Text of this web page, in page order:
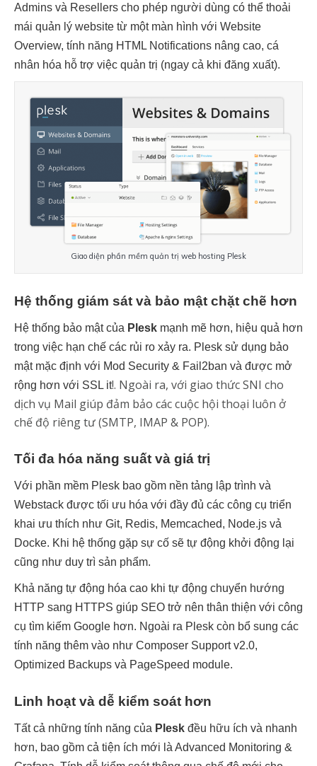
Admins và Resellers cho phép người dùng có thể thoải
mái quản lý website từ một màn hình với Website
Overview, tính năng HTML Notifications nâng cao, cá
nhân hóa hỗ trợ việc quản trị (ngay cả khi đăng xuất).
Giao diện phần mềm quản trị web hosting Plesk
Hệ thống giám sát và bảo mật chặt chẽ hơn
Hệ thống bảo mật của Plesk mạnh mẽ hơn, hiệu quả hơn
trong việc hạn chế các rủi ro xảy ra. Plesk sử dụng bảo
mật mặc định với Mod Security & Fail2ban và được mở
rộng hơn với SSL it!. Ngoài ra, với giao thức SNI cho
dịch vụ Mail giúp đảm bảo các cuộc hội thoại luôn ở
chế độ riêng tư (SMTP, IMAP & POP).
Tối đa hóa năng suất và giá trị
Với phần mềm Plesk bao gồm nền tảng lập trình và
Webstack được tối ưu hóa với đầy đủ các công cụ triển
khai ưu thích như Git, Redis, Memcached, Node.js vả
Docke. Khi hệ thống gặp sự cố sẽ tự động khởi động lại
cũng như duy trì sản phẩm.
Khả năng tự động hóa cao khi tự động chuyển hướng
HTTP sang HTTPS giúp SEO trở nên thân thiện với công
cụ tìm kiếm Google hơn. Ngoài ra Plesk còn bổ sung các
tính năng thêm vào như Composer Support v2.0,
Optimized Backups và PageSpeed module.
Linh hoạt và dễ kiểm soát hơn
Tất cả những tính năng của Plesk đều hữu ích và nhanh
hơn, bao gồm cả tiện ích mới là Advanced Monitoring &